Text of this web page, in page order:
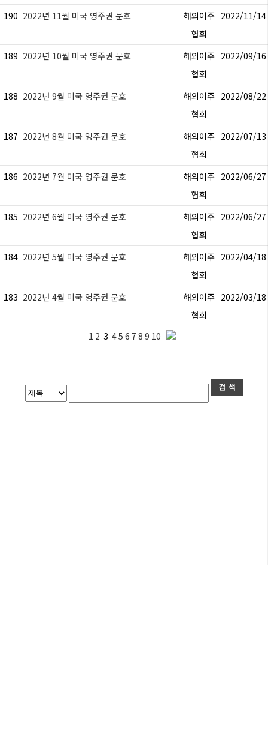
190 2022년 11월 미국 영주권 문호
해외이주
협회
2022/11/14
189 2022년 10월 미국 영주권 문호
해외이주
협회
2022/09/16
188 2022년 9월 미국 영주권 문호
해외이주
협회
2022/08/22
187 2022년 8월 미국 영주권 문호
해외이주
협회
2022/07/13
186 2022년 7월 미국 영주권 문호
해외이주
협회
2022/06/27
185 2022년 6월 미국 영주권 문호
해외이주
협회
2022/06/27
184 2022년 5월 미국 영주권 문호
해외이주
협회
2022/04/18
183 2022년 4월 미국 영주권 문호
해외이주
협회
2022/03/18
1 2 3 45 6 7 8 9 10